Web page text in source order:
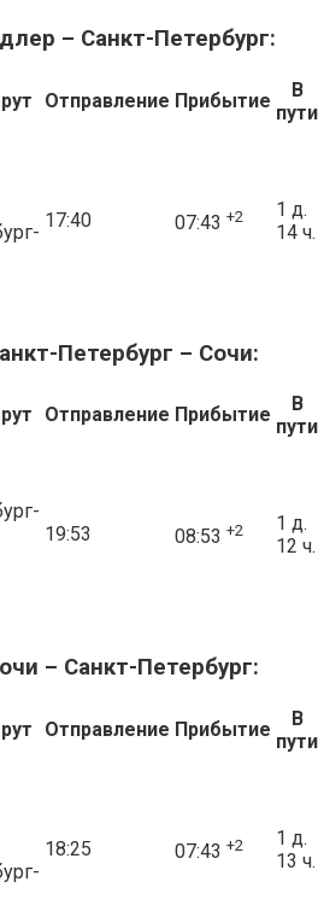
– Санкт-Петербург:
Отправление Прибытие
В
пути
17:40 07:43 +2
1 д.
14 ч.
Петербург – Сочи:
Отправление Прибытие
В
пути
19:53 08:53 +2
1 д.
12 ч.
– Санкт-Петербург:
Отправление Прибытие
В
пути
18:25 07:43 +2
1 д.
13 ч.